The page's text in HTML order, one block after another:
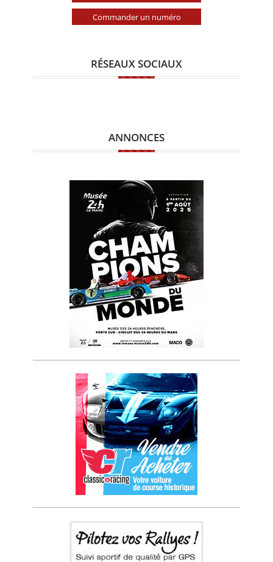
Commander un numéro
RÉSEAUX SOCIAUX
ANNONCES